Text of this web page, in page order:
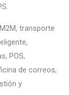
transporte
POS,
de correos,
y